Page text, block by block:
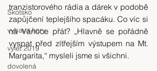
Skotsko
vybava hory
výlet 2019
dovolená
tranzistorového rádia a dárek v podobě
zapůjčení teplejšího spacáku. Co víc si
na Vánoce přát? „Hlavně se pořádně
vyspat před zítřejším výstupem na Mt.
Margarita,“ mysleli jsme si všichni.